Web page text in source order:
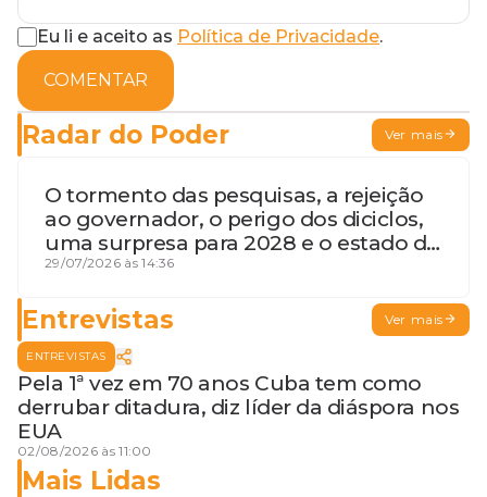
Eu li e aceito as Política de Privacidade.
COMENTAR
Radar do Poder Ver mais
O tormento das pesquisas, a rejeição
ao governador, o perigo dos diciclos,
uma surpresa para 2028 e o estado de
terceira guerra mundial
29/07/2026 às 14:36
Entrevistas Ver mais
ENTREVISTAS
Pela 1ª vez em 70 anos Cuba tem como
derrubar ditadura, diz líder da diáspora nos
EUA
02/08/2026 às 11:00
Mais Lidas